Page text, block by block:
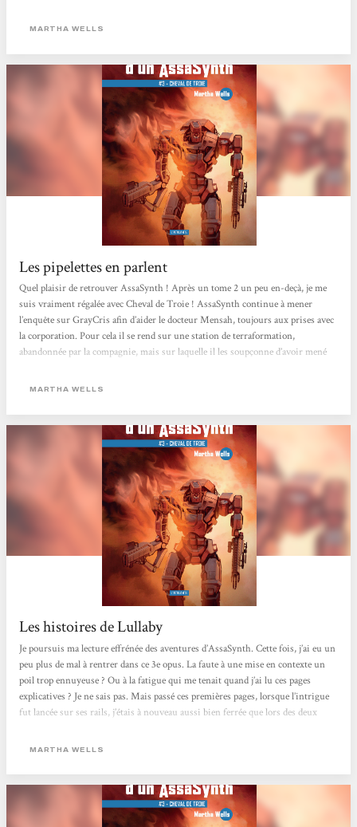
bien ne plus trop se mêler des affaires des humains. Mais il reste quand
MARTHA WELLS
Les pipelettes en parlent
Quel plaisir de retrouver AssaSynth ! Après un tome 2 un peu en-deçà, je me
suis vraiment régalée avec Cheval de Troie ! AssaSynth continue à mener
l’enquête sur GrayCris afin d’aider le docteur Mensah, toujours aux prises avec
la corporation. Pour cela il se rend sur une station de terraformation,
abandonnée par la compagnie, mais sur laquelle il les soupçonne d’avoir mené
scientifiques, venu réhabiliter la station, et du robot Miki. On renoue ici avec
MARTHA WELLS
Les histoires de Lullaby
Je poursuis ma lecture effrénée des aventures d’AssaSynth. Cette fois, j’ai eu un
peu plus de mal à rentrer dans ce 3e opus. La faute à une mise en contexte un
poil trop ennuyeuse ? Ou à la fatigue qui me tenait quand j’ai lu ces pages
explicatives ? Je ne sais pas. Mais passé ces premières pages, lorsque l’intrigue
fut lancée sur ses rails, j’étais à nouveau aussi bien ferrée que lors des deux
abandonnée. Iel veut récupérer des preuves concernant les magouilles
MARTHA WELLS